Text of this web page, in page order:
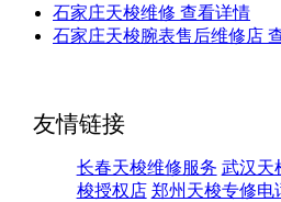
石家庄天梭维修 查看详情
石家庄天梭腕表售后维修店
友情链接
长春天梭维修服务 武汉天
梭授权店 郑州天梭专修电